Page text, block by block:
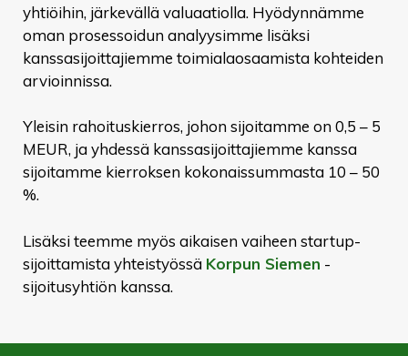
yhtiöihin, järkevällä valuaatiolla. Hyödynnämme
oman prosessoidun analyysimme lisäksi
kanssasijoittajiemme toimialaosaamista kohteiden
arvioinnissa.
Yleisin rahoituskierros, johon sijoitamme on 0,5 – 5
MEUR, ja yhdessä kanssasijoittajiemme kanssa
sijoitamme kierroksen kokonaissummasta 10 – 50
%.
Lisäksi teemme myös aikaisen vaiheen startup-
sijoittamista yhteistyössä Korpun Siemen -
sijoitusyhtiön kanssa.